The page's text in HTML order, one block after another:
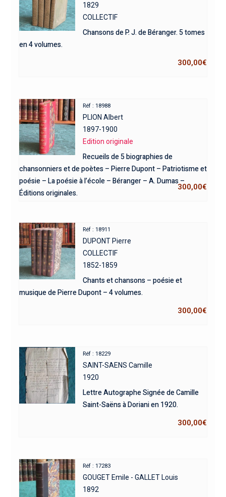
1829
COLLECTIF
Chansons de P. J. de Béranger. 5 tomes
en 4 volumes.
300,00€
Réf : 18988
PLION Albert
1897-1900
Edition originale
Recueils de 5 biographies de
chansonniers et de poètes – Pierre Dupont – Patriotisme et
poésie – La poésie à l’école – Béranger – A. Dumas –
Éditions originales.
300,00€
Réf : 18911
DUPONT Pierre
COLLECTIF
1852-1859
Chants et chansons – poésie et
musique de Pierre Dupont – 4 volumes.
300,00€
Réf : 18229
SAINT-SAENS Camille
1920
Lettre Autographe Signée de Camille
Saint-Saëns à Doriani en 1920.
300,00€
Réf : 17283
GOUGET Emile - GALLET Louis
1892